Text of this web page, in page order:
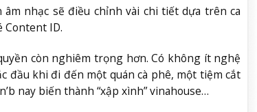
nhạc sẽ điều chỉnh vài chi tiết dựa trên ca
Content ID.
còn nghiêm trọng hơn. Có không ít nghệ
đầu khi đi đến một quán cà phê, một tiệm cắt
nay biến thành “xập xình” vinahouse…